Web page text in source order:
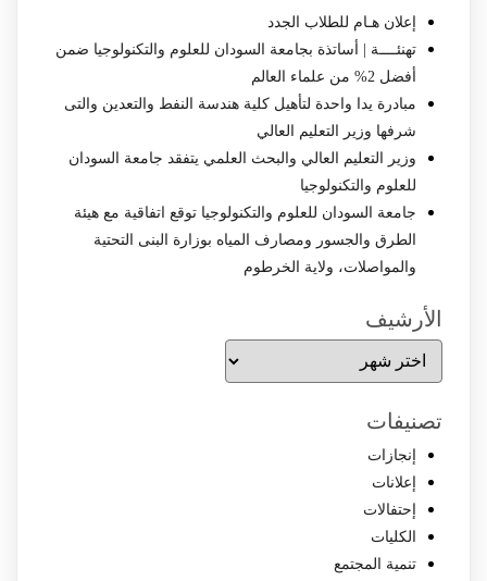
إعلان هـام للطلاب الجدد
تهنئــــة | أساتذة بجامعة السودان للعلوم والتكنولوجيا ضمن
أفضل 2% من علماء العالم
مبادرة يدا واحدة لتأهيل كلية هندسة النفط والتعدين والتى
شرفها وزير التعليم العالي
وزير التعليم العالي والبحث العلمي يتفقد جامعة السودان
للعلوم والتكنولوجيا
جامعة السودان للعلوم والتكنولوجيا توقع اتفاقية مع هيئة
الطرق والجسور ومصارف المياه بوزارة البنى التحتية
والمواصلات، ولاية الخرطوم
الأرشيف
الأرشيف
تصنيفات
إنجازات
إعلانات
إحتفالات
الكليات
تنمية المجتمع